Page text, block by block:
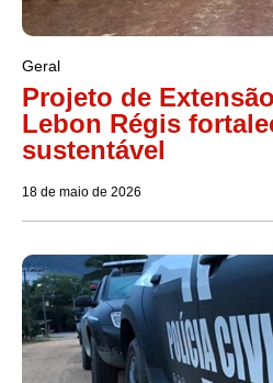
Geral
Projeto de
Lebon Régis
sustentável
18 de maio de 2026